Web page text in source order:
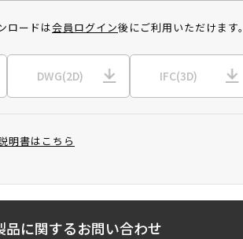
ロードは会員ログイン後にご利用いただけます。
DWG(2D) IFC(3D)
明書はこちら
品に関するお問い合わせ